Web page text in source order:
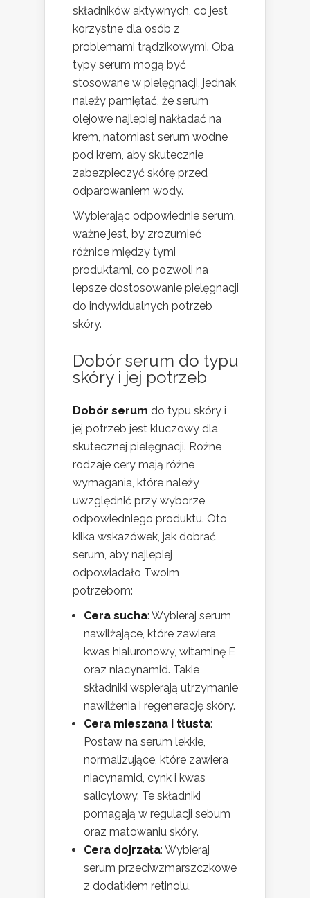
składników aktywnych, co jest
korzystne dla osób z
problemami trądzikowymi. Oba
typy serum mogą być
stosowane w pielęgnacji, jednak
należy pamiętać, że serum
olejowe najlepiej nakładać na
krem, natomiast serum wodne
pod krem, aby skutecznie
zabezpieczyć skórę przed
odparowaniem wody.
Wybierając odpowiednie serum,
ważne jest, by zrozumieć
różnice między tymi
produktami, co pozwoli na
lepsze dostosowanie pielęgnacji
do indywidualnych potrzeb
skóry.
Dobór serum do typu
skóry i jej potrzeb
Dobór serum do typu skóry i
jej potrzeb jest kluczowy dla
skutecznej pielęgnacji. Rożne
rodzaje cery mają różne
wymagania, które należy
uwzględnić przy wyborze
odpowiedniego produktu. Oto
kilka wskazówek, jak dobrać
serum, aby najlepiej
odpowiadało Twoim
potrzebom:
Cera sucha: Wybieraj serum
nawilżające, które zawiera
kwas hialuronowy, witaminę E
oraz niacynamid. Takie
składniki wspierają utrzymanie
nawilżenia i regenerację skóry.
Cera mieszana i tłusta:
Postaw na serum lekkie,
normalizujące, które zawiera
niacynamid, cynk i kwas
salicylowy. Te składniki
pomagają w regulacji sebum
oraz matowaniu skóry.
Cera dojrzała: Wybieraj
serum przeciwzmarszczkowe
z dodatkiem retinolu,